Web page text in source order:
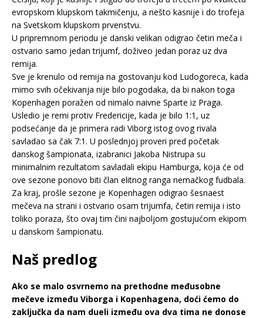
evropskom klupskom takmičenju, a nešto kasnije i do trofeja
na Svetskom klupskom prvenstvu.
U pripremnom periodu je danski velikan odigrao četiri meča i
ostvario samo jedan trijumf, doživeo jedan poraz uz dva
remija.
Sve je krenulo od remija na gostovanju kod Ludogoreca, kada
mimo svih očekivanja nije bilo pogodaka, da bi nakon toga
Kopenhagen poražen od nimalo naivne Sparte iz Praga.
Usledio je remi protiv Fredericije, kada je bilo 1:1, uz
podsećanje da je primera radi Viborg istog ovog rivala
savladao sa čak 7:1. U poslednjoj proveri pred početak
danskog šampionata, izabranici Jakoba Nistrupa su
minimalnim rezultatom savladali ekipu Hamburga, koja će od
ove sezone ponovo biti član elitnog ranga nemačkog fudbala.
Za kraj, prošle sezone je Kopenhagen odigrao šesnaest
mečeva na strani i ostvario osam trijumfa, četiri remija i isto
toliko poraza, što ovaj tim čini najboljom gostujućom ekipom
u danskom šampionatu.
Naš predlog
Ako se malo osvrnemo na prethodne međusobne
mečeve između Viborga i Kopenhagena, doći ćemo do
zaključka da nam dueli između ova dva tima ne donose